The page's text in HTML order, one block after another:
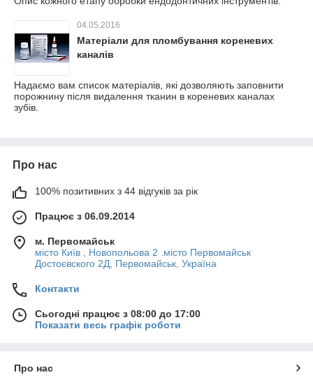
04.05.2016
Матеріали для пломбування кореневих
каналів
Надаємо вам список матеріалів, які дозволяють заповнити
порожнину після видалення тканин в кореневих каналах
зубів.
Про нас
100% позитивних з 44 відгуків за рік
Працює з 06.09.2014
м. Первомайськ
місто Київ , Новопольова 2 .місто Первомайськ
Достоєвского 2Д, Первомайськ, Україна
Контакти
Сьогодні працює з 08:00 до 17:00
Показати весь графік роботи
Про нас